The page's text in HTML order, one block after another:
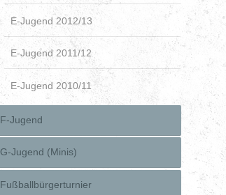
E-Jugend 2012/13
E-Jugend 2011/12
E-Jugend 2010/11
F-Jugend
G-Jugend (Minis)
Fußballbürgerturnier